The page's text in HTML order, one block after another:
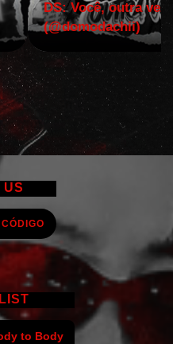
DS: Você, outra vez!
(@domodachii)
US
to Body